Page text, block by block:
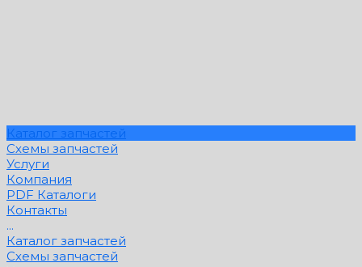
Каталог запчастей
Схемы запчастей
Услуги
Компания
PDF Каталоги
Контакты
...
Каталог запчастей
Схемы запчастей